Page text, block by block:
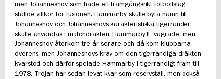
men Johanneshov som hade ett framgångsrikt fotbollslag
ställde villkor för fusionen. Hammarby skulle byta namn till
Johanneshov och Johanneshovs karakteristiska tigerränder
skulle användas i matchdräkten. Hammarby IF vägrade, men
Johanneshov återkom tre år senare och då kom klubbarna
överens, men Johanneshovs krav om den tigerrandiga dräkten
kvarstod och därför spelade Hammarby i tigerrandigt fram till
1978. Tröjan har sedan levat kvar som reservställ, men också